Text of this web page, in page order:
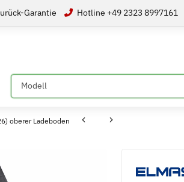
Garantie Hotline +49 2323 8997161
Bitte auswählen
oberer Ladeboden